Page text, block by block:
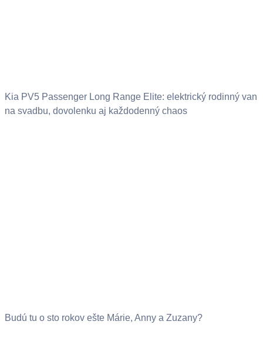
Kia PV5 Passenger Long Range Elite: elektrický rodinný van
na svadbu, dovolenku aj každodenný chaos
Budú tu o sto rokov ešte Márie, Anny a Zuzany?